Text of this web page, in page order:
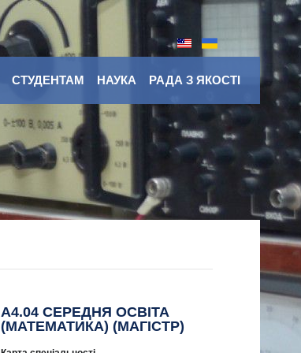
СТУДЕНТАМ НАУКА РАДА З ЯКОСТІ
A4.04 СЕРЕДНЯ ОСВІТА
(МАТЕМАТИКА) (МАГІСТР)